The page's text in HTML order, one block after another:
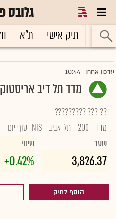
גלובס
ראשי תיק אישי ת"א
עדכון אחרון 10:44
מדד תל דיב
?? ??? ?????????
מדד 200 תל-אביב NIS סוף יום
שער
3,826.37
שינוי
+0.42%
הוסף לתיק